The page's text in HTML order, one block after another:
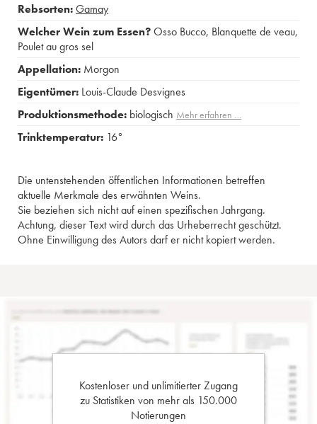
Rebsorten:Gamay
Welcher Wein zum Essen?Osso Bucco, Blanquette de veau,
Poulet au gros sel
Appellation: Morgon
Eigentümer: Louis-Claude Desvignes
Produktionsmethode: biologisch Mehr erfahren …
Trinktemperatur: 16°
Die untenstehenden öffentlichen Informationen betreffen
aktuelle Merkmale des erwähnten Weins.
Sie beziehen sich nicht auf einen spezifischen Jahrgang.
Achtung, dieser Text wird durch das Urheberrecht geschützt.
Ohne Einwilligung des Autors darf er nicht kopiert werden.
Kostenloser und unlimitierter Zugang
zu Statistiken von mehr als 150.000
Notierungen